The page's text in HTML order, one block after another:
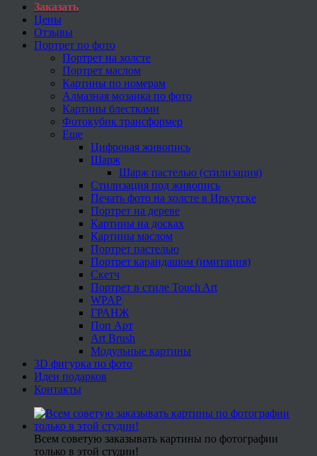
Заказать
Цены
Отзывы
Портрет по фото
Портрет на холсте
Портрет маслом
Картины по номерам
Алмазная мозаика по фото
Картины блестками
Фотокубик трансформер
Еще
Цифровая живопись
Шарж
Шарж пастелью (стилизация)
Стилизация под живопись
Печать фото на холсте в Иркутске
Портрет на дереве
Картины на досках
Картины маслом
Портрет пастелью
Портрет карандашом (имитация)
Скетч
Портрет в стиле Touch Art
WPAP
ГРАНЖ
Поп Арт
Art Brush
Модульные картины
3D фигурка по фото
Идеи подарков
Контакты
Всем советую заказывать картины по фотографии
только в этой студии!